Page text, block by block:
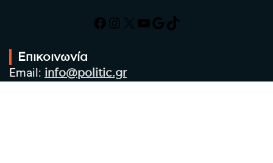
Facebook
Instagram
X YouTube
Google
TikTok
Επικοινωνία
Email: info@politic.gr